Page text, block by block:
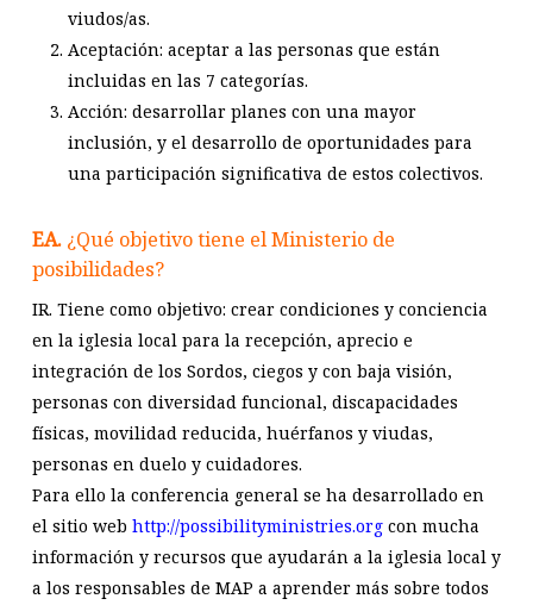
viudos/as.
Aceptación: aceptar a las personas que están
incluidas en las 7 categorías.
Acción: desarrollar planes con una mayor
inclusión, y el desarrollo de oportunidades para
una participación significativa de estos colectivos.
EA.¿Qué objetivo tiene el Ministerio de
posibilidades?
IR. Tiene como objetivo: crear condiciones y conciencia
en la iglesia local para la recepción, aprecio e
integración de los Sordos, ciegos y con baja visión,
personas con diversidad funcional, discapacidades
físicas, movilidad reducida, huérfanos y viudas,
personas en duelo y cuidadores.
Para ello la conferencia general se ha desarrollado en
el sitio web http://possibilityministries.org con mucha
información y recursos que ayudarán a la iglesia local y
a los responsables de MAP a aprender más sobre todos